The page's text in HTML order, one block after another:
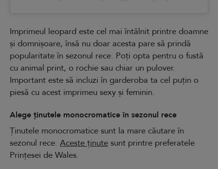
Imprimeul leopard este cel mai întâlnit printre doamne
și domnișoare, însă nu doar acesta pare să prindă
popularitate în sezonul rece. Poți opta pentru o fustă
cu animal print, o rochie sau chiar un pulover.
Important este să incluzi în garderoba ta cel puțin o
piesă cu acest imprimeu sexy și feminin.
Alege ținutele monocromatice în sezonul rece
Ținutele monocromatice sunt la mare căutare în
sezonul rece. Aceste ținute sunt printre preferatele
Prințesei de Wales.